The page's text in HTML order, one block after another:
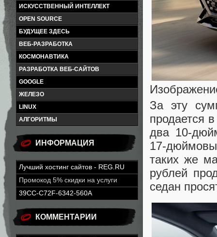
ИСКУССТВЕННЫЙ ИНТЕЛЛЕКТ
OPEN SOURCE
БУДУЩЕЕ ЗДЕСЬ
ВЕБ-РАЗРАБОТКА
КОСМОНАВТИКА
РАЗРАБОТКА ВЕБ-САЙТОВ
GOOGLE
ЖЕЛЕЗО
LINUX
АЛГОРИТМЫ
ИНФОРМАЦИЯ
Лучший хостинг сайтов - REG.RU
Промокод 5% скидки на услуги
39CC-C72F-6342-560A
КОММЕНТАРИИ
За эту
продается
два 10-
17-
таких же
рублей
седан